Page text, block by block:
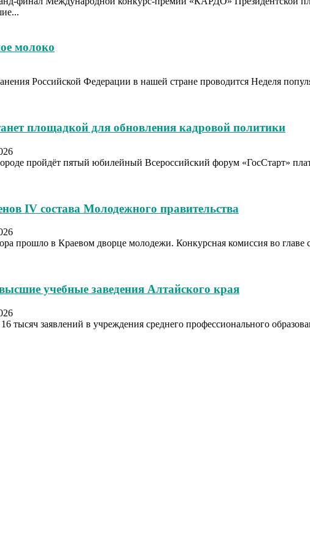
молоко
Российской Федерации в нашей стране проводится Неделя
площадкой для обновления кадровой политики
пройдёт пятый юбилейный Всероссийский форум «ГосСтарт»
IV состава Молодежного правительства
прошло в Краевом дворце молодежи. Конкурсная комиссия во
учебные заведения Алтайского края
тысяч заявлений в учреждения среднего профессионального